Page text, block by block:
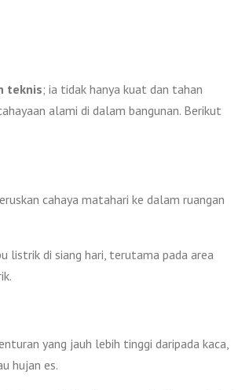
teknis; ia tidak hanya kuat dan tahan
alami di dalam bangunan. Berikut
cahaya matahari ke dalam ruangan
listrik di siang hari, terutama pada area
yang jauh lebih tinggi daripada kaca,
hujan es.